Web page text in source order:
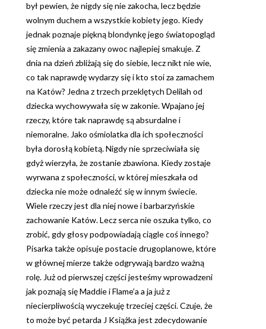
był pewien, że nigdy się nie zakocha, lecz będzie
wolnym duchem a wszystkie kobiety jego. Kiedy
jednak poznaje piękną blondynkę jego światopogląd
się zmienia a zakazany owoc najlepiej smakuje. Z
dnia na dzień zbliżają się do siebie, lecz nikt nie wie,
co tak naprawdę wydarzy się i kto stoi za zamachem
na Katów? Jedna z trzech przeklętych Delilah od
dziecka wychowywała się w zakonie. Wpajano jej
rzeczy, które tak naprawdę są absurdalne i
niemoralne. Jako ośmiolatka dla ich społeczności
była dorosłą kobietą. Nigdy nie sprzeciwiała się
gdyż wierzyła, że zostanie zbawiona. Kiedy zostaje
wyrwana z społeczności, w której mieszkała od
dziecka nie może odnaleźć się w innym świecie.
Wiele rzeczy jest dla niej nowe i barbarzyńskie
zachowanie Katów. Lecz serca nie oszuka tylko, co
zrobić, gdy głosy podpowiadają ciągle coś innego?
Pisarka także opisuje postacie drugoplanowe, które
w głównej mierze także odgrywają bardzo ważną
rolę. Już od pierwszej części jesteśmy wprowadzeni
jak poznają się Maddie i Flame’a a ja już z
niecierpliwością wyczekuję trzeciej części. Czuje, że
to może być petarda J Książka jest zdecydowanie